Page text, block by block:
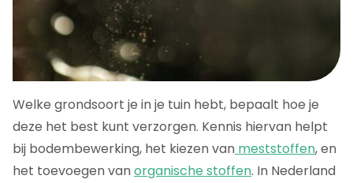
Welke grondsoort je in je tuin hebt, bepaalt hoe je
deze het best kunt verzorgen. Kennis hiervan helpt
bij bodembewerking, het kiezen van meststoffen, en
het toevoegen vanorganische stoffen. In Nederland